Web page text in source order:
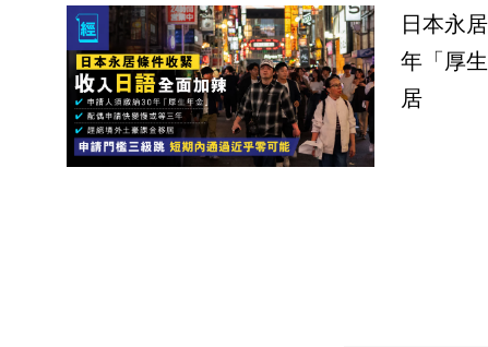
日本永
年「厚
居